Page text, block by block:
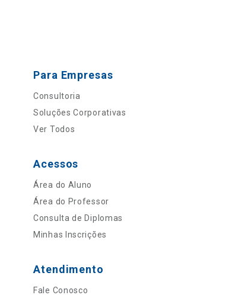
Para Empresas
Consultoria
Soluções Corporativas
Ver Todos
Acessos
Área do Aluno
Área do Professor
Consulta de Diplomas
Minhas Inscrições
Atendimento
Fale Conosco